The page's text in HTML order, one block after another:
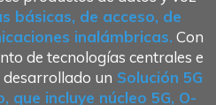
básicas, de acceso, de
inalámbricas. Con
de tecnologías centrales e
un Solución 5G
que incluye núcleo 5G, O-